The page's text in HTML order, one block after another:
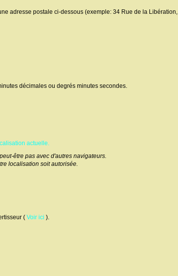
adresse postale ci-dessous (exemple: 34 Rue de la Libération,
décimales ou degrés minutes secondes.
actuelle.
être pas avec d'autres navigateurs.
localisation soit autorisée.
( Voir ici ).